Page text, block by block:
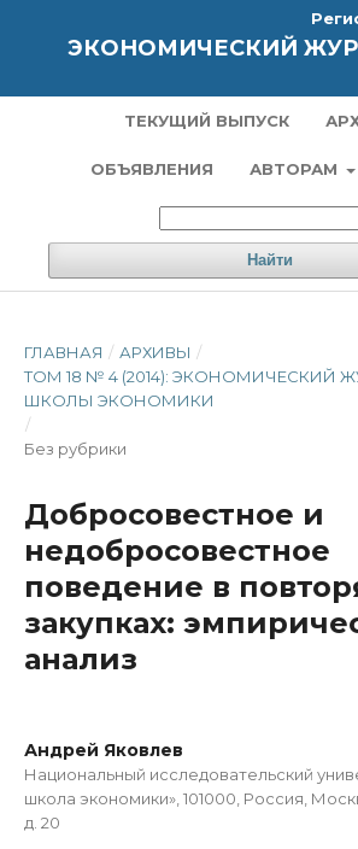
ЭКОНОМИЧЕСКИЙ
ТЕКУЩИЙ ВЫПУСК
ОБЪЯВЛЕНИЯ АВТОРАМ
Найти
ГЛАВНАЯ / АРХИВЫ /
ТОМ 18 № 4 (2014): ЭКОНОМИЧЕСКИЙ
ШКОЛЫ ЭКОНОМИКИ
/
Без рубрики
Добросовестное и
недобросовестное
поведение в
закупках:
анализ
Андрей Яковлев
Национальный исследовательский
школа экономики», 101000, Россия,
д. 20